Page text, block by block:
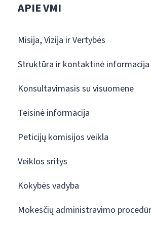
APIE VMI
Misija, Vizija ir Vertybės
Struktūra ir kontaktinė informacija
Konsultavimasis su visuomene
Teisinė informacija
Peticijų komisijos veikla
Veiklos sritys
Kokybės vadyba
Mokesčių administravimo